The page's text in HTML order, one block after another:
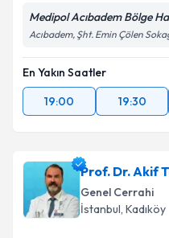
Medipol Acıbadem Bölge
Acıbadem, Şht. Emin Çölen
En Yakın Saatler
19:00
19:30
Prof. Dr. Akif
Genel Cerrahi
İstanbul, Kadıköy